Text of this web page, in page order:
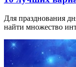
Для празднования
найти множество